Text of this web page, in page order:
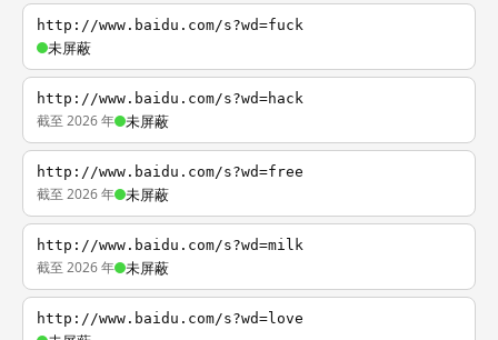
http://www.baidu.com/s?wd=fuck
未屏蔽
http://www.baidu.com/s?wd=hack
截至 2026 年 未屏蔽
http://www.baidu.com/s?wd=free
截至 2026 年 未屏蔽
http://www.baidu.com/s?wd=milk
截至 2026 年 未屏蔽
http://www.baidu.com/s?wd=love